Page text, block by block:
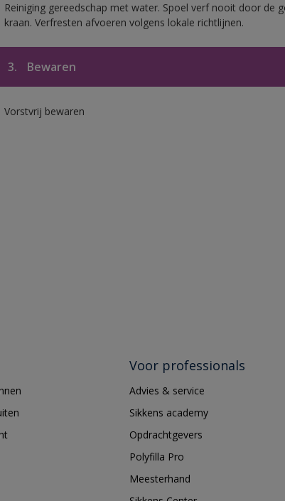
Reiniging gereedschap met water. Spoel verf nooit door de
kraan. Verfresten afvoeren volgens lokale richtlijnen.
3. Bewaren
Vorstvrij bewaren
Voor professionals
Advies & service
Sikkens academy
Opdrachtgevers
Polyfilla Pro
Meesterhand